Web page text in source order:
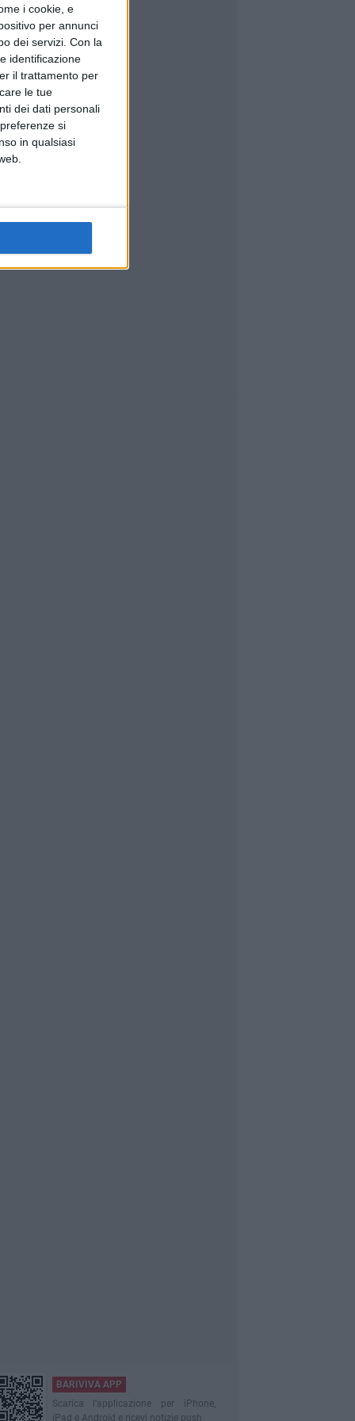
i cookie, e
per annunci
dei servizi. Con la
identificazione
il trattamento per
le tue
dei dati personali
si
in qualsiasi
BARIVIVA APP
Scarica l'applicazione per iPhone,
iPad e Android e ricevi notizie push